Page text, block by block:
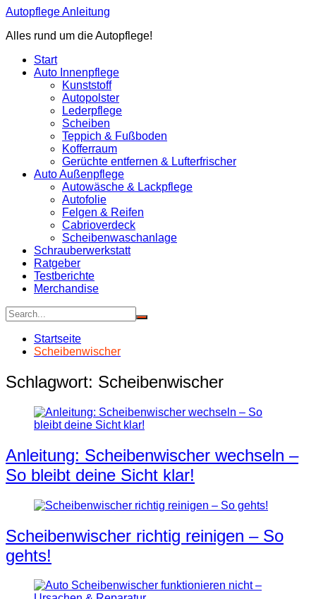
Zum
springen
Autopflege Anleitung
Alles rund um die Autopflege!
Start
Auto Innenpflege
Kunststoff
Autopolster
Lederpflege
Scheiben
Teppich & Fußboden
Kofferraum
Gerüchte entfernen & Lufterfrischer
Auto Außenpflege
Autowäsche & Lackpflege
Autofolie
Felgen & Reifen
Cabrioverdeck
Scheibenwaschanlage
Schrauberwerkstatt
Ratgeber
Testberichte
Merchandise
Startseite
Scheibenwischer
Schlagwort: Scheibenwischer
Anleitung: Scheibenwischer wechseln –
So bleibt deine Sicht klar!
Scheibenwischer richtig reinigen – So
gehts!